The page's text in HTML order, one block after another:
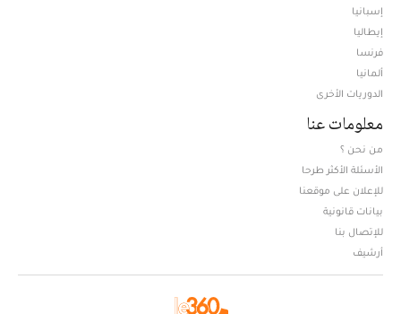
إسبانيا
إيطاليا
فرنسا
ألمانيا
الدوريات الأخرى
معلومات عنا
من نحن ؟
الأسئلة الأكثر طرحا
للإعلان على موقعنا
بيانات قانونية
للإتصال بنا
أرشيف